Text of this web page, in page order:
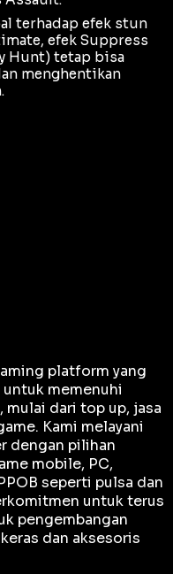
terhadap efek stun
efek Suppress
Hunt) tetap bisa
menghentikan
platform yang
untuk memenuhi
dari top up, jasa
Kami melayani
dengan pilihan
mobile, PC,
seperti pulsa dan
untuk terus
pengembangan
dan aksesoris